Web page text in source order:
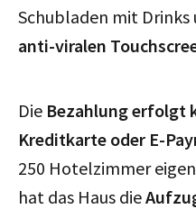
Schubladen mit Drinks
anti-viralen
Die Bezahlung erfolgt
Kreditkarte oder E-
250 Hotelzimmer
hat das Haus die